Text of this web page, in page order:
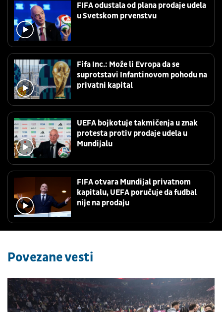
FIFA odustala od plana prodaje udela
u Svetskom prvenstvu
Fifa Inc.: Može li Evropa da se
suprotstavi Infantinovom pohodu na
privatni kapital
UEFA bojkotuje takmičenja u znak
protesta protiv prodaje udela u
Mundijalu
FIFA otvara Mundijal privatnom
kapitalu, UEFA poručuje da fudbal
nije na prodaju
Povezane vesti